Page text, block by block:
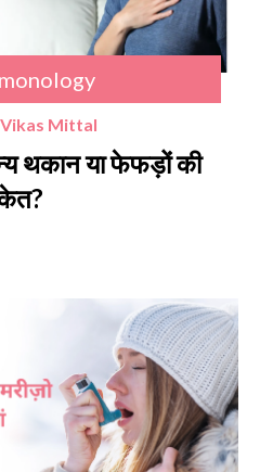
Mittal
थकान या फेफड़ों की